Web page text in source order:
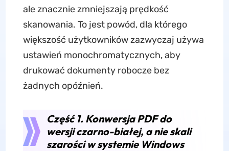
ale znacznie zmniejszają prędkość
skanowania. To jest powód, dla którego
większość użytkowników zazwyczaj używa
ustawień monochromatycznych, aby
drukować dokumenty robocze bez
żadnych opóźnień.
Część 1. Konwersja PDF do
wersji czarno-białej, a nie skali
szarości w systemie Windows